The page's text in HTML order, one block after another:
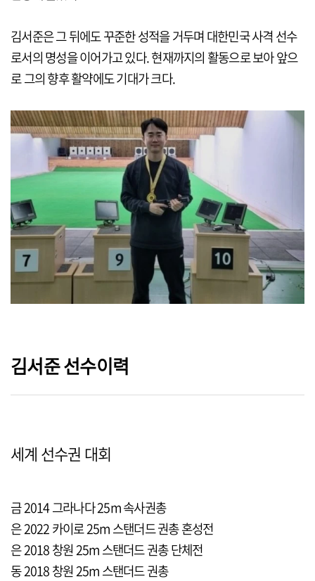
김서준은 그 뒤에도 꾸준한 성적을 거두며 대한민국 사격 선수
로서의 명성을 이어가고 있다. 현재까지의 활동으로 보아 앞으
로 그의 향후 활약에도 기대가 크다.
김서준 선수이력
세계 선수권 대회
금 2014 그라나다 25m 속사권총
은 2022 카이로 25m 스탠더드 권총 혼성전
은 2018 창원 25m 스탠더드 권총 단체전
동 2018 창원 25m 스탠더드 권총